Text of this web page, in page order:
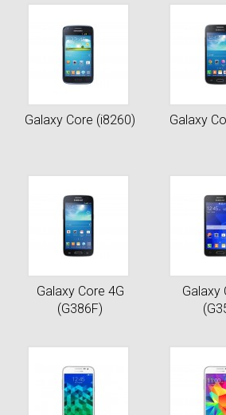
Galaxy Core (i8260) Galaxy
Galaxy Core 4G
(G386F)
Galaxy